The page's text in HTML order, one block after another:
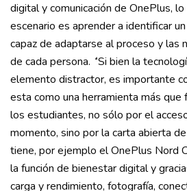
digital y comunicación de OnePlus,
escenario es aprender a identificar
capaz de adaptarse al proceso y las
de cada persona. ‘‘Si bien la
elemento distractor, es importante
esta como una herramienta más que
los estudiantes, no sólo por el
momento, sino por la carta abierta
tiene, por ejemplo el OnePlus Nord
la función de bienestar digital y
carga y rendimiento, fotografía,